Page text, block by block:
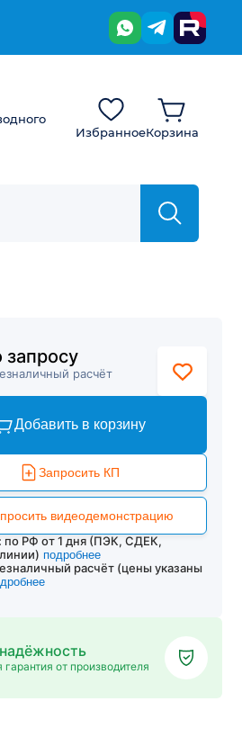
ИзбранноеКорзина
запросу
расчёт
Добавить в корзину
Запросить КП
видеодемонстрацию
по РФ от 1 дня (ПЭК, СДЕК,
подробнее
расчёт (цены указаны
от производителя